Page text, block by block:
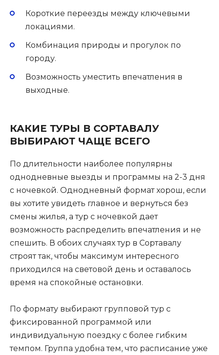
Короткие переезды между ключевыми
локациями.
Комбинация природы и прогулок по
городу.
Возможность уместить впечатления в
выходные.
КАКИЕ ТУРЫ В СОРТАВАЛУ
ВЫБИРАЮТ ЧАЩЕ ВСЕГО
По длительности наиболее популярны
однодневные выезды и программы на 2-3 дня
с ночевкой. Однодневный формат хорош, если
вы хотите увидеть главное и вернуться без
смены жилья, а тур с ночевкой дает
возможность распределить впечатления и не
спешить. В обоих случаях тур в Сортавалу
строят так, чтобы максимум интересного
приходился на световой день и оставалось
время на спокойные остановки.
По формату выбирают групповой тур с
фиксированной программой или
индивидуальную поездку с более гибким
темпом. Группа удобна тем, что расписание уже